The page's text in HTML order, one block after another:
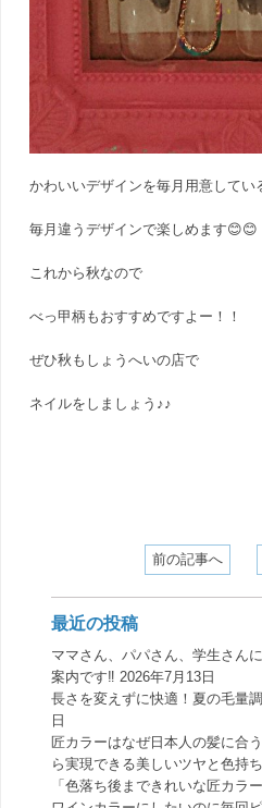
かわいいデザインを毎月用意してい
毎月違うデザインで楽しめます😊😊
これから秋なので
べっ甲柄もおすすめですよー！！
ぜひ秋もしょうへいの店で
ネイルをしましょう♪♪
前の記事へ
最近の投稿
ママさん、パパさん、学生さん
案内です‼️ 2026年7月13日
長さを変えずに快適！夏の毛量
日
匠カラーはなぜ日本人の髪に合
ら実現できる美しいツヤと色持ち
「色落ち後まできれいな匠カラ